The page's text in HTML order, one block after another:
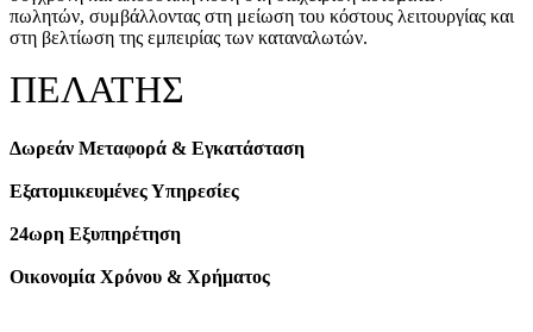
πωλητών, συμβάλλοντας στη μείωση του κόστους λειτουργίας και
στη βελτίωση της εμπειρίας των καταναλωτών.
ΠΕΛΑΤΗΣ
Δωρεάν Μεταφορά & Εγκατάσταση
Εξατομικευμένες Υπηρεσίες
24ωρη Εξυπηρέτηση
Οικονομία Χρόνου & Χρήματος